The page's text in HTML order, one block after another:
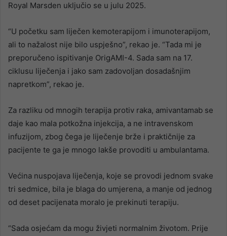
Royal Marsden uključio se u julu 2025.
“U početku sam liječen kemoterapijom i imunoterapijom,
ali to nažalost nije bilo uspješno”, rekao je. “Tada mi je
preporučeno ispitivanje OrigAMI-4. Sada sam na 17.
ciklusu liječenja i jako sam zadovoljan dosadašnjim
napretkom”, rekao je.
Za razliku od mnogih terapija protiv raka, amivantamab se
daje kao mala potkožna injekcija, a ne intravenskom
infuzijom, zbog čega je liječenje brže i praktičnije za
pacijente te ga je mnogo lakše provoditi u ambulantama.
Većina nuspojava liječenja, koje se provodi jednom svake
tri sedmice, bila je blaga do umjerena, a manje od jednog
od deset pacijenata moralo je prekinuti terapiju.
“Sada osjećam da mogu živjeti normalnim životom. Prije